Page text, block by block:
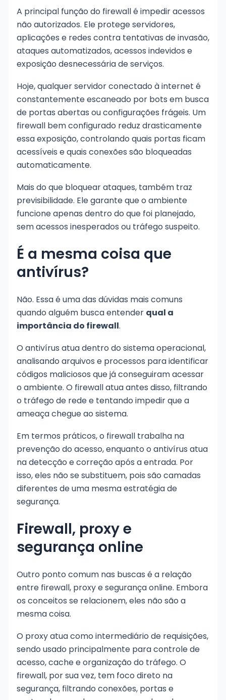
A principal função do firewall é impedir acessos
não autorizados. Ele protege servidores,
aplicações e redes contra tentativas de invasão,
ataques automatizados, acessos indevidos e
exposição desnecessária de serviços.
Hoje, qualquer servidor conectado à internet é
constantemente escaneado por bots em busca
de portas abertas ou configurações frágeis. Um
firewall bem configurado reduz drasticamente
essa exposição, controlando quais portas ficam
acessíveis e quais conexões são bloqueadas
automaticamente.
Mais do que bloquear ataques, também traz
previsibilidade. Ele garante que o ambiente
funcione apenas dentro do que foi planejado,
sem acessos inesperados ou tráfego suspeito.
É a mesma coisa que
antivírus?
Não. Essa é uma das dúvidas mais comuns
quando alguém busca entender qual a
importância do firewall.
O antivírus atua dentro do sistema operacional,
analisando arquivos e processos para identificar
códigos maliciosos que já conseguiram acessar
o ambiente. O firewall atua antes disso, filtrando
o tráfego de rede e tentando impedir que a
ameaça chegue ao sistema.
Em termos práticos, o firewall trabalha na
prevenção do acesso, enquanto o antivírus atua
na detecção e correção após a entrada. Por
isso, eles não se substituem, pois são camadas
diferentes de uma mesma estratégia de
segurança.
Firewall, proxy e
segurança online
Outro ponto comum nas buscas é a relação
entre firewall, proxy e segurança online. Embora
os conceitos se relacionem, eles não são a
mesma coisa.
O proxy atua como intermediário de requisições,
sendo usado principalmente para controle de
acesso, cache e organização do tráfego. O
firewall, por sua vez, tem foco direto na
segurança, filtrando conexões, portas e